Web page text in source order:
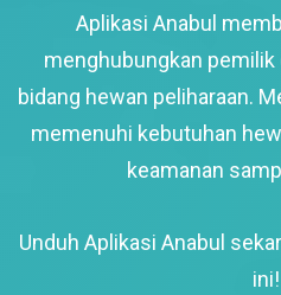
Aplikasi Anabul
menghubungkan
bidang hewan peliharaan.
memenuhi kebutuhan
keamanan
Unduh Aplikasi Anabul
ini!